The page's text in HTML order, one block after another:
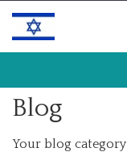
Blog
Your blog category